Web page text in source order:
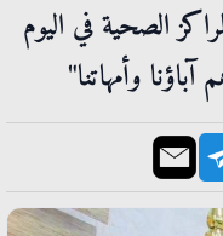
الصحية في اليوم
وأمهاتنا"